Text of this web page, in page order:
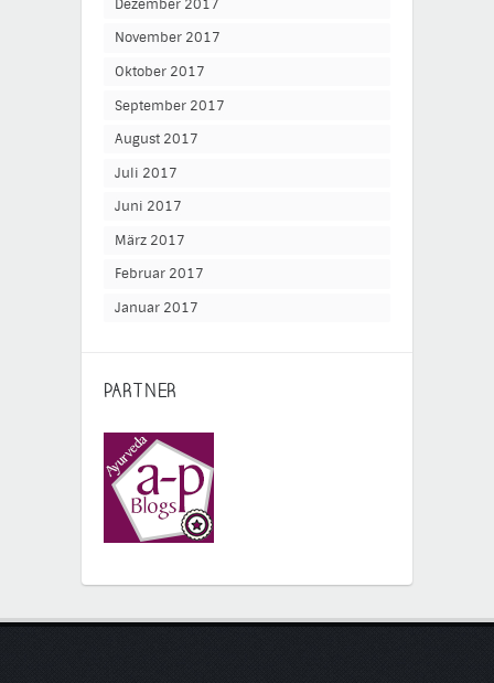
Dezember 2017
November 2017
Oktober 2017
September 2017
August 2017
Juli 2017
Juni 2017
März 2017
Februar 2017
Januar 2017
PARTNER